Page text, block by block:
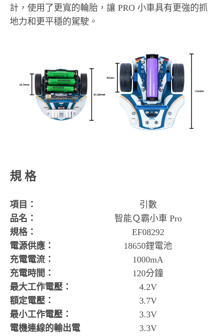
計，使用了更寬的輪胎，讓 PRO 小車具有更強的抓
地力和更平穩的駕駛。
規 格
項目：
引數
品名：
智能Ｑ霸小車 Pro
規格：
EF08292
電源供應：
18650鋰電池
充電電流：
1000mA
充電時間：
120分鐘
最大工作電壓：
4.2V
額定電壓：
3.7V
最小工作電壓：
3.3V
電機連線的輸出電
3.3V